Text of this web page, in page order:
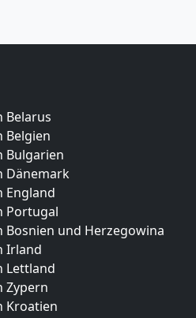
Belarus
Belgien
Bulgarien
Dänemark
England
Portugal
Bosnien und Herzegowina
Irland
Lettland
Zypern
Kroatien